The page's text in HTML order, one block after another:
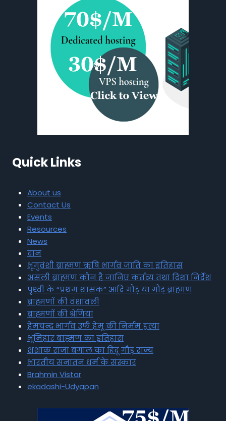
Quick Links
About us
Contact Us
Events
Resources
News
दान
भृगुवंशी ब्राह्मण ऋषि भार्गव जाति का इतिहास
असली ब्राह्मण कौन है जानिए कर्तव्य तथा दिशा निर्देश
पृथ्वी के “प्रथम शासक” आदि गौड़ या गौड़ ब्राह्मण
ब्राह्मणों की वंशावली
ब्राह्मणों की श्रेणियां
हेमचन्द्र भार्गव उर्फ हेमू की निर्मम हत्या
भूमिहार ब्राह्मण का इतिहास
शशांक राजा बंगाल का हिंदू गौड़ राज्य
भारतीय सनातन धर्म के संस्कार
Brahmin Vistar
ekadashi-Udyapan